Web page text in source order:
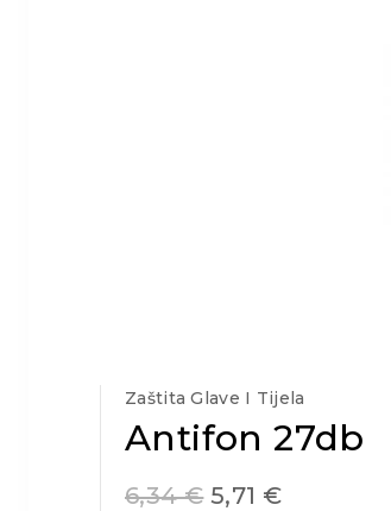
Zaštita Glave I Tijela
Antifon 27db
6,34€ 5,71 €